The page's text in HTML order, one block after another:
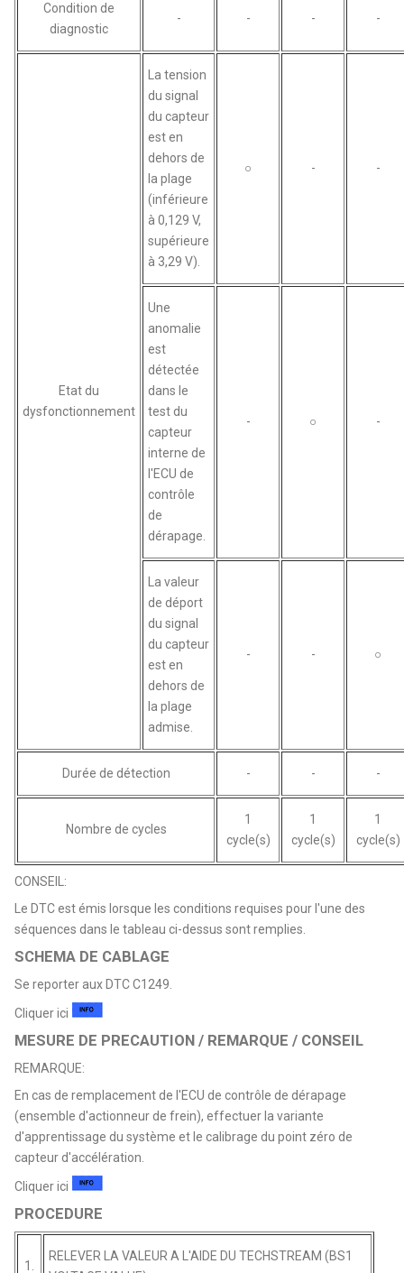
Condition de
diagnostic
- - - -
Etat du
dysfonctionnement
La tension
du signal
du capteur
est en
dehors de
la plage
(inférieure
à 0,129 V,
supérieure
à 3,29 V).
○ - -
Une
anomalie
est
détectée
dans le
test du
capteur
interne de
l'ECU de
contrôle
de
dérapage.
- ○ -
La valeur
de déport
du signal
du capteur
est en
dehors de
la plage
admise.
- - ○
Durée de détection - - -
Nombre de cycles
1
cycle(s)
1
cycle(s)
1
cycle(s)
CONSEIL:
Le DTC est émis lorsque les conditions requises pour l'une des
séquences dans le tableau ci-dessus sont remplies.
SCHEMA DE CABLAGE
Se reporter aux DTC C1249.
Cliquer ici
MESURE DE PRECAUTION / REMARQUE / CONSEIL
REMARQUE:
En cas de remplacement de l'ECU de contrôle de dérapage
(ensemble d'actionneur de frein), effectuer la variante
d'apprentissage du système et le calibrage du point zéro de
capteur d'accélération.
Cliquer ici
PROCEDURE
1.
RELEVER LA VALEUR A L'AIDE DU TECHSTREAM (BS1